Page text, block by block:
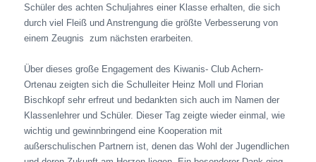
Schüler des achten Schuljahres einer Klasse erhalten, die sich
durch viel Fleiß und Anstrengung die größte Verbesserung von
einem Zeugnis zum nächsten erarbeiten.
Über dieses große Engagement des Kiwanis- Club Achern-
Ortenau zeigten sich die Schulleiter Heinz Moll und Florian
Bischkopf sehr erfreut und bedankten sich auch im Namen der
Klassenlehrer und Schüler. Dieser Tag zeigte wieder einmal, wie
wichtig und gewinnbringend eine Kooperation mit
außerschulischen Partnern ist, denen das Wohl der Jugendlichen